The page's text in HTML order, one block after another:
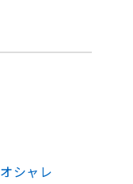
オシャレ